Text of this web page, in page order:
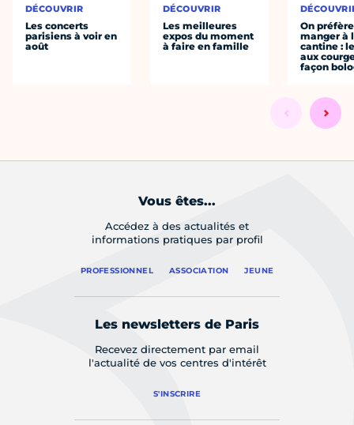
DÉCOUVRIR
Les concerts
parisiens à voir en
août
DÉCOUVRIR
Les meilleures
expos du moment
à faire en famille
On préfère
manger à
cantine :
aux
façon
Vous êtes...
Accédez à des actualités et
informations pratiques par profil
PROFESSIONNEL ASSOCIATION JEUNE
Les newsletters de Paris
Recevez directement par email
l'actualité de vos centres d'intérêt
S'INSCRIRE